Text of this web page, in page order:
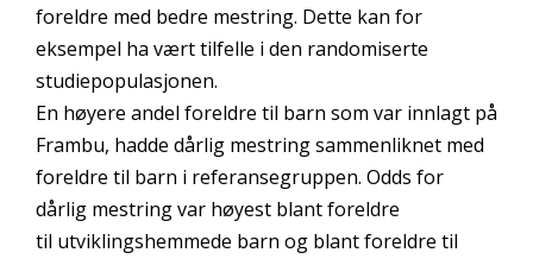
foreldre med bedre mestring. Dette kan for
eksempel ha vært tilfelle i den randomiserte
studiepopulasjonen.
En høyere andel foreldre til barn som var innlagt på
Frambu, hadde dårlig mestring sammenliknet med
foreldre til barn i referansegruppen. Odds for
dårlig mestring var høyest blant foreldre
til utviklingshemmede barn og blant foreldre til